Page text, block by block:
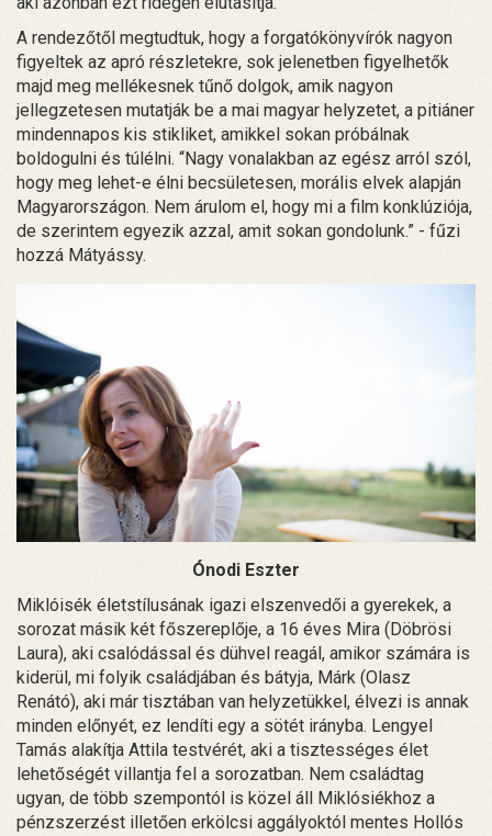
A rendezőtől megtudtuk, hogy a forgatókönyvírók nagyon
figyeltek az apró részletekre, sok jelenetben figyelhetők
majd meg mellékesnek tűnő dolgok, amik nagyon
jellegzetesen mutatják be a mai magyar helyzetet, a pitiáner
mindennapos kis stikliket, amikkel sokan próbálnak
boldogulni és túlélni. “Nagy vonalakban az egész arról szól,
hogy meg lehet-e élni becsületesen, morális elvek alapján
Magyarországon. Nem árulom el, hogy mi a film konklúziója,
de szerintem egyezik azzal, amit sokan gondolunk.” - fűzi
hozzá Mátyássy.
Ónodi Eszter
Miklóisék életstílusának igazi elszenvedői a gyerekek, a
sorozat másik két főszereplője, a 16 éves Mira (Döbrösi
Laura), aki csalódással és dühvel reagál, amikor számára is
kiderül, mi folyik családjában és bátyja, Márk (Olasz
Renátó), aki már tisztában van helyzetükkel, élvezi is annak
minden előnyét, ez lendíti egy a sötét irányba. Lengyel
Tamás alakítja Attila testvérét, aki a tisztességes élet
lehetőségét villantja fel a sorozatban. Nem családtag
ugyan, de több szempontól is közel áll Miklósiékhoz a
pénzszerzést illetően erkölcsi aggályoktól mentes Hollós